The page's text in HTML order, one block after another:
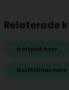
Material:
Fråga oss
name
Namn
Relaterade
Golfpiké herr
Golfkläder Herr